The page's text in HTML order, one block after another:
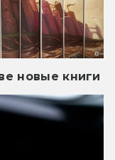
новые книги